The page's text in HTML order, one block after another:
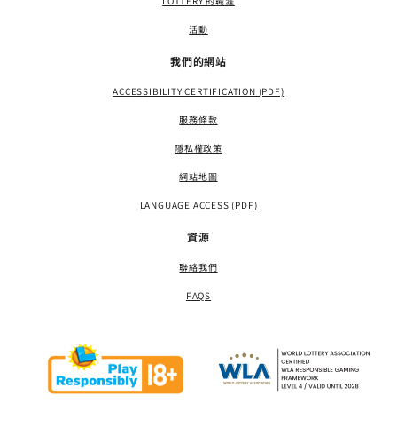
活動
我們的網站
ACCESSIBILITY CERTIFICATION (PDF)
服務條款
隱私權政策
網站地圖
LANGUAGE ACCESS (PDF)
資源
聯絡我們
FAQS